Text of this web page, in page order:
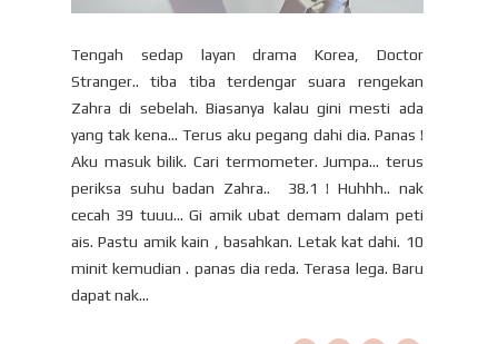
Tengah sedap layan drama Korea, Doctor
Stranger.. tiba tiba terdengar suara rengekan
Zahra di sebelah. Biasanya kalau gini mesti ada
yang tak kena... Terus aku pegang dahi dia. Panas !
Aku masuk bilik. Cari termometer. Jumpa... terus
periksa suhu badan Zahra.. 38.1 ! Huhhh.. nak
cecah 39 tuuu... Gi amik ubat demam dalam peti
ais. Pastu amik kain , basahkan. Letak kat dahi. 10
minit kemudian . panas dia reda. Terasa lega. Baru
dapat nak...